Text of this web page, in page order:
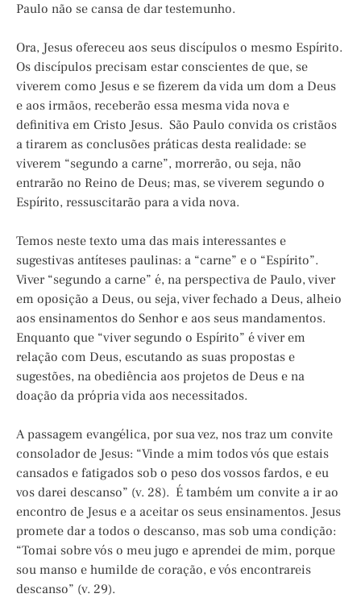
Paulo não se cansa de dar testemunho.
Ora, Jesus ofereceu aos seus discípulos o mesmo Espírito.
Os discípulos precisam estar conscientes de que, se
viverem como Jesus e se fizerem da vida um dom a Deus
e aos irmãos, receberão essa mesma vida nova e
definitiva em Cristo Jesus. São Paulo convida os cristãos
a tirarem as conclusões práticas desta realidade: se
viverem “segundo a carne”, morrerão, ou seja, não
entrarão no Reino de Deus; mas, se viverem segundo o
Espírito, ressuscitarão para a vida nova.
Temos neste texto uma das mais interessantes e
sugestivas antíteses paulinas: a “carne” e o “Espírito”.
Viver “segundo a carne” é, na perspectiva de Paulo, viver
em oposição a Deus, ou seja, viver fechado a Deus, alheio
aos ensinamentos do Senhor e aos seus mandamentos.
Enquanto que “viver segundo o Espírito” é viver em
relação com Deus, escutando as suas propostas e
sugestões, na obediência aos projetos de Deus e na
doação da própria vida aos necessitados.
A passagem evangélica, por sua vez, nos traz um convite
consolador de Jesus: “Vinde a mim todos vós que estais
cansados e fatigados sob o peso dos vossos fardos, e eu
vos darei descanso” (v. 28). É também um convite a ir ao
encontro de Jesus e a aceitar os seus ensinamentos. Jesus
promete dar a todos o descanso, mas sob uma condição:
“Tomai sobre vós o meu jugo e aprendei de mim, porque
sou manso e humilde de coração, e vós encontrareis
descanso” (v. 29).